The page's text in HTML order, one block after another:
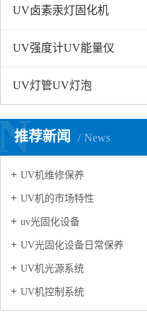
UV卤素汞灯固化机
UV强度计UV能量仪
UV灯管UV灯泡
推荐新闻 News
UV机维修保养
UV机的市场特性
uv光固化设备
UV光固化设备日常保养
UV机光源系统
UV机控制系统